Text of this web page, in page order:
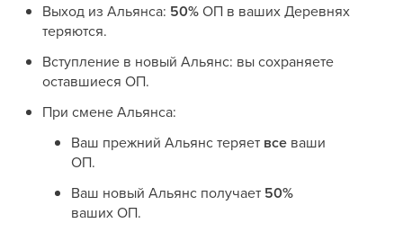
Выход из Альянса: 50%ОП в ваших Деревнях
теряются.
Вступление в новый Альянс: вы сохраняете
оставшиеся ОП.
При смене Альянса:
Ваш прежний Альянс теряет все ваши
ОП.
Ваш новый Альянс получает 50%
ваших ОП.